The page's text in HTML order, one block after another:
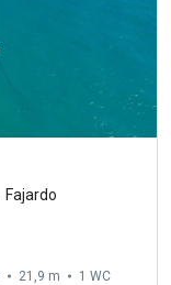
Fajardo
21,9 m 1 WC